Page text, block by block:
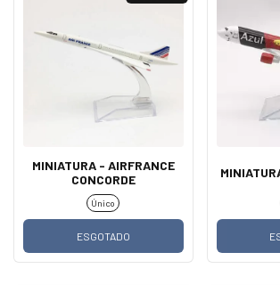
MINIATURA - AIRFRANCE
CONCORDE
Único
ESGOTADO